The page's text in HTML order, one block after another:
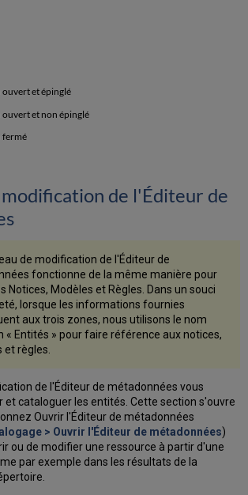
ouvert et épinglé
ouvert et non épinglé
fermé
modification de l'Éditeur de
de modification de l'Éditeur de
fonctionne de la même manière pour
Notices, Modèles et Règles. Dans un souci
lorsque les informations fournies
aux trois zones, nous utilisons le nom
« Entités » pour faire référence aux notices,
et règles.
de l'Éditeur de métadonnées vous
et cataloguer les entités. Cette section s'ouvre
Ouvrir l'Éditeur de métadonnées
> Ouvrir l'Éditeur de métadonnées)
ou de modifier une ressource à partir d'une
par exemple dans les résultats de la